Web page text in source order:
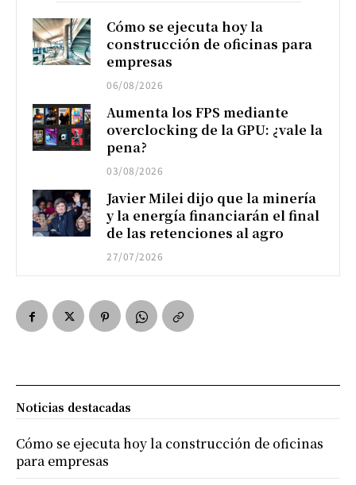
Cómo se ejecuta hoy la
construcción de oficinas para
empresas
06/08/2026
Aumenta los FPS mediante
overclocking de la GPU: ¿vale la
pena?
03/08/2026
Javier Milei dijo que la minería
y la energía financiarán el final
de las retenciones al agro
27/07/2026
Noticias destacadas
Cómo se ejecuta hoy la construcción de oficinas
para empresas